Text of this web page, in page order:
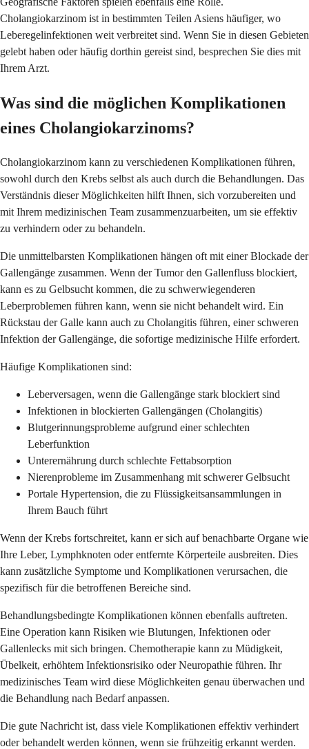
Cholangiokarzinom ist in bestimmten Teilen Asiens häufiger, wo
Leberegelinfektionen weit verbreitet sind. Wenn Sie in diesen Gebieten
gelebt haben oder häufig dorthin gereist sind, besprechen Sie dies mit
Ihrem Arzt.
Was sind die möglichen Komplikationen
eines Cholangiokarzinoms?
Cholangiokarzinom kann zu verschiedenen Komplikationen führen,
sowohl durch den Krebs selbst als auch durch die Behandlungen. Das
Verständnis dieser Möglichkeiten hilft Ihnen, sich vorzubereiten und
mit Ihrem medizinischen Team zusammenzuarbeiten, um sie effektiv
zu verhindern oder zu behandeln.
Die unmittelbarsten Komplikationen hängen oft mit einer Blockade der
Gallengänge zusammen. Wenn der Tumor den Gallenfluss blockiert,
kann es zu Gelbsucht kommen, die zu schwerwiegenderen
Leberproblemen führen kann, wenn sie nicht behandelt wird. Ein
Rückstau der Galle kann auch zu Cholangitis führen, einer schweren
Infektion der Gallengänge, die sofortige medizinische Hilfe erfordert.
Häufige Komplikationen sind:
Leberversagen, wenn die Gallengänge stark blockiert sind
Infektionen in blockierten Gallengängen (Cholangitis)
Blutgerinnungsprobleme aufgrund einer schlechten
Leberfunktion
Unterernährung durch schlechte Fettabsorption
Nierenprobleme im Zusammenhang mit schwerer Gelbsucht
Portale Hypertension, die zu Flüssigkeitsansammlungen in
Ihrem Bauch führt
Wenn der Krebs fortschreitet, kann er sich auf benachbarte Organe wie
Ihre Leber, Lymphknoten oder entfernte Körperteile ausbreiten. Dies
kann zusätzliche Symptome und Komplikationen verursachen, die
spezifisch für die betroffenen Bereiche sind.
Behandlungsbedingte Komplikationen können ebenfalls auftreten.
Eine Operation kann Risiken wie Blutungen, Infektionen oder
Gallenlecks mit sich bringen. Chemotherapie kann zu Müdigkeit,
Übelkeit, erhöhtem Infektionsrisiko oder Neuropathie führen. Ihr
medizinisches Team wird diese Möglichkeiten genau überwachen und
die Behandlung nach Bedarf anpassen.
Die gute Nachricht ist, dass viele Komplikationen effektiv verhindert
oder behandelt werden können, wenn sie frühzeitig erkannt werden.